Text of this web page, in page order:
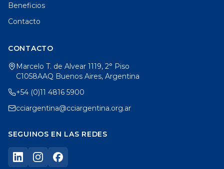
Beneficios
Contacto
CONTACTO
Marcelo T. de Alvear 1119, 2° Piso
C1058AAQ Buenos Aires, Argentina
+54 (0)11 4816 5900
cciargentina@cciargentina.org.ar
SEGUINOS EN LAS REDES